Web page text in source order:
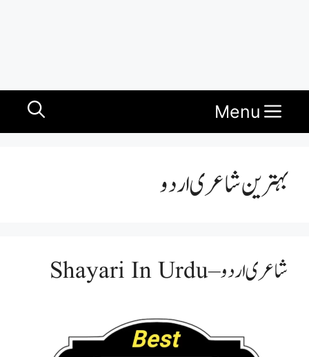
Menu
بہترین شاعری اردو
شاعری اردو – Shayari In Urdu